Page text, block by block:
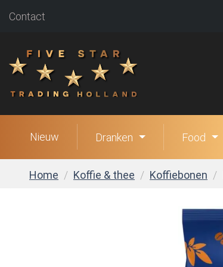
Contact
Nieuw Dranken Food
Home Koffie & thee Koffiebonen